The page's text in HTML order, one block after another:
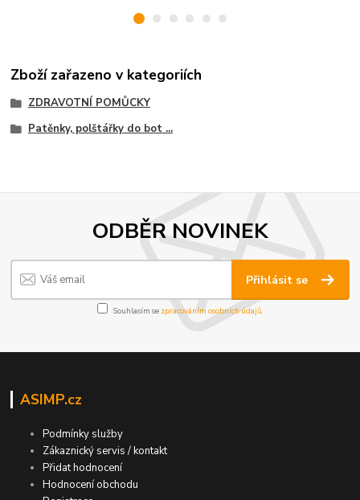
Zboží zařazeno v kategoriích
ZDRAVOTNÍ POMŮCKY
Patěnky, polštářky do bot ...
ODBĚR NOVINEK
Přihlásit se
Souhlasím se zpracováním osobních údajů.
ASIMP.cz
Podmínky služby
Zákaznický servis / kontakt
Přidat hodnocení
Hodnocení obchodu